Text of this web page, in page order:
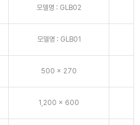
모델명 : GLB02
모델명 : GLB01
500 x 270
1,200 x 600